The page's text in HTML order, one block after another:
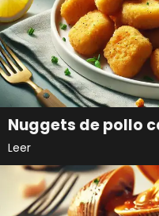
Nuggets de pollo
Leer